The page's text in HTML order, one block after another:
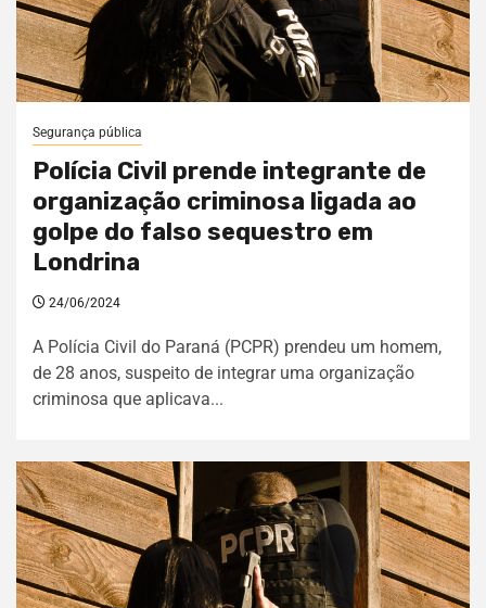
Segurança pública
Polícia Civil prende integrante de
organização criminosa ligada ao
golpe do falso sequestro em
Londrina
24/06/2024
A Polícia Civil do Paraná (PCPR) prendeu um homem,
de 28 anos, suspeito de integrar uma organização
criminosa que aplicava...